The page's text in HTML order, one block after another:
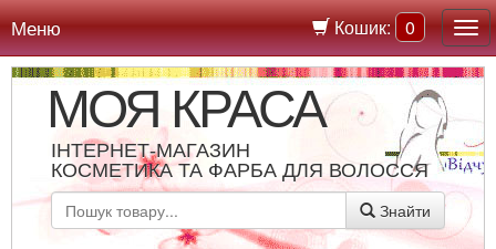
Кошик: 0
Меню
МОЯ КРАСА
ІНТЕРНЕТ-МАГАЗИН
КОСМЕТИКА ТА ФАРБА ДЛЯ ВОЛОССЯ
Знайти